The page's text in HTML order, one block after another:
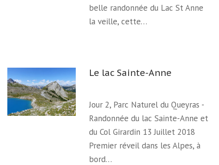
belle randonnée du Lac St Anne
la veille, cette…
Le lac Sainte-Anne
Jour 2, Parc Naturel du Queyras -
Randonnée du lac Sainte-Anne et
du Col Girardin 13 Juillet 2018
Premier réveil dans les Alpes, à
bord…